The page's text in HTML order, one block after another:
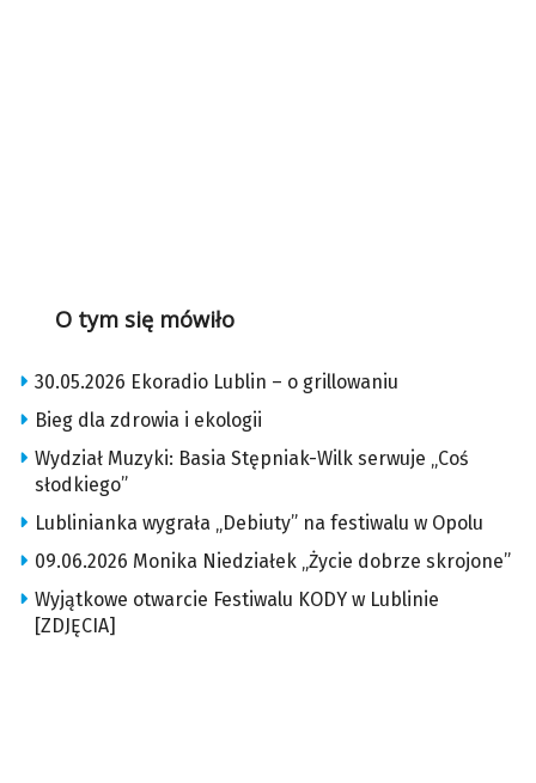
O tym się mówiło
30.05.2026 Ekoradio Lublin – o grillowaniu
Bieg dla zdrowia i ekologii
Wydział Muzyki: Basia Stępniak-Wilk serwuje „Coś
słodkiego”
Lublinianka wygrała „Debiuty” na festiwalu w Opolu
09.06.2026 Monika Niedziałek „Życie dobrze skrojone”
Wyjątkowe otwarcie Festiwalu KODY w Lublinie
[ZDJĘCIA]